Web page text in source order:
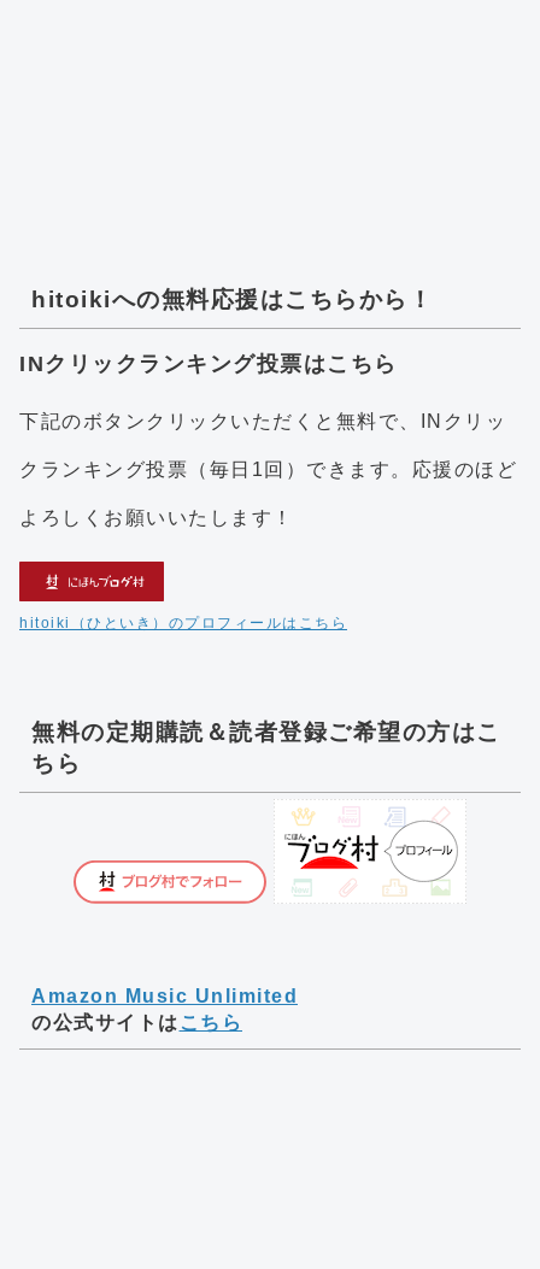
hitoikiへの無料応援はこちらから！
INクリックランキング投票はこちら
下記のボタンクリックいただくと無料で、INクリッ
クランキング投票（毎日1回）できます。応援のほど
よろしくお願いいたします！
hitoiki（ひといき）のプロフィールはこちら
無料の定期購読＆読者登録ご希望の方はこ
ちら
Amazon Music Unlimited
の公式サイトは こちら